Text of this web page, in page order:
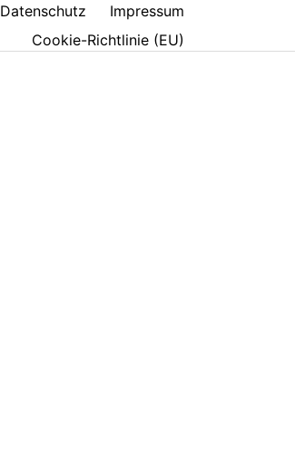
Datenschutz
Impressum
Cookie-Richtlinie (EU)